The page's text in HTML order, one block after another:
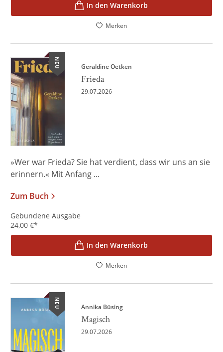
In den Warenkorb
Merken
NEU Geraldine Oetken
Frieda
29.07.2026
»Wer war Frieda? Sie hat verdient, dass wir uns an sie
erinnern.« Mit Anfang ...
Zum Buch
Gebundene Ausgabe
24,00 €*
In den Warenkorb
Merken
NEU Annika Büsing
Magisch
29.07.2026